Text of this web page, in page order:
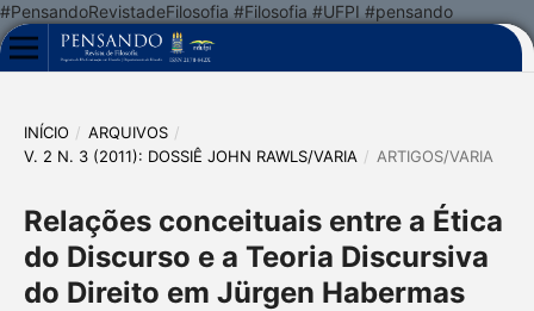
#PensandoRevistadeFilosofia #Filosofia #UFPI #pensando
INÍCIO / ARQUIVOS /
V. 2 N. 3 (2011): DOSSIÊ JOHN RAWLS/VARIA / ARTIGOS/VARIA
Relações conceituais entre a Ética
do Discurso e a Teoria Discursiva
do Direito em Jürgen Habermas